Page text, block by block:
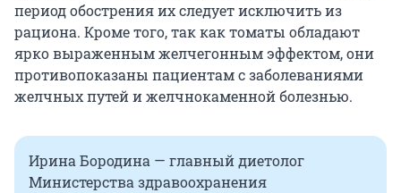
период обострения их следует исключить из
рациона. Кроме того, так как томаты обладают
ярко выраженным желчегонным эффектом, они
противопоказаны пациентам с заболеваниями
желчных путей и желчнокаменной болезнью.
Ирина Бородина — главный диетолог
Министерства здравоохранения